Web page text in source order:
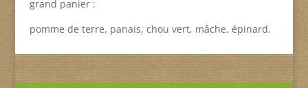
grand panier :
pomme de terre, panais, chou vert, mâche, épinard.